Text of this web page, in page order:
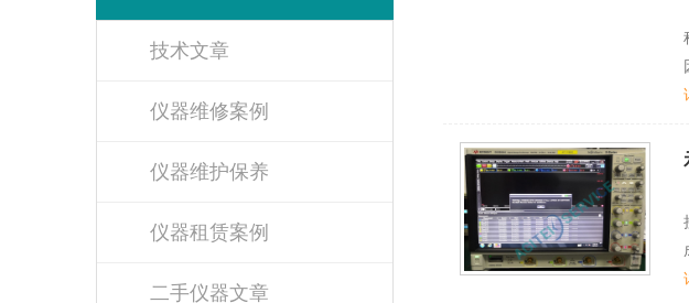
技术文章
仪器维修案例
仪器维护保养
仪器租赁案例
二手仪器文章